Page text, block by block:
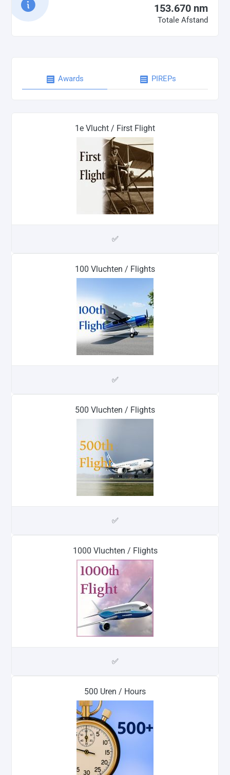
153.670 nm
Totale Afstand
Awards PIREPs
1e Vlucht / First Flight
✅
100 Vluchten / Flights
✅
500 Vluchten / Flights
✅
1000 Vluchten / Flights
✅
500 Uren / Hours